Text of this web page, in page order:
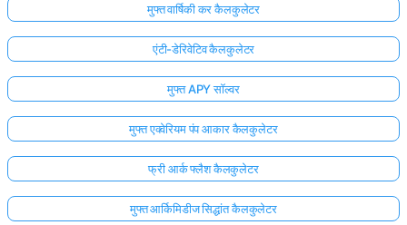
मुफ्त वार्षिकी कर कैलकुलेटर
एंटी-डेरिवेटिव कैलकुलेटर
मुफ्त APY सॉल्वर
मुफ्त एक्वेरियम पंप आकार कैलकुलेटर
फ्री आर्क फ्लैश कैलकुलेटर
मुफ्त आर्किमिडीज सिद्धांत कैलकुलेटर